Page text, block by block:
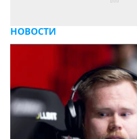
НОВОСТИ